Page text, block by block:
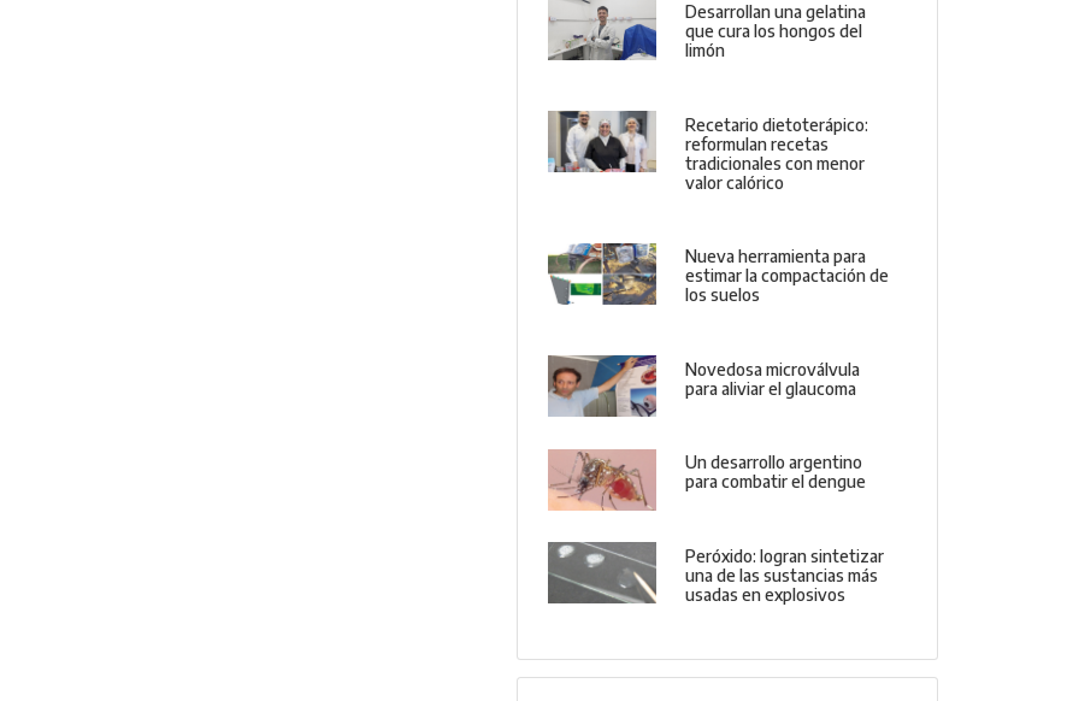
Desarrollan una gelatina
que cura los hongos del
limón
Recetario dietoterápico:
reformulan recetas
tradicionales con menor
valor calórico
Nueva herramienta para
estimar la compactación de
los suelos
Novedosa microválvula
para aliviar el glaucoma
Un desarrollo argentino
para combatir el dengue
Peróxido: logran sintetizar
una de las sustancias más
usadas en explosivos